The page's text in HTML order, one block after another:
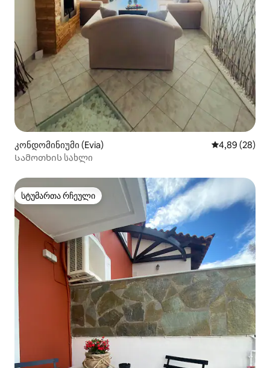
კონდომინიუმი (Evia) საშუალო
4,89 (28)
Სამოთხის სახლი
სტუმართა რჩეული
სტუმართა რჩეული